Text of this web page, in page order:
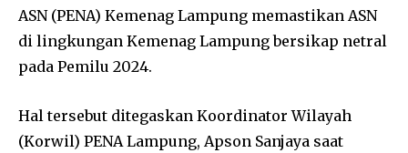
ASN (PENA) Kemenag Lampung memastikan ASN
di lingkungan Kemenag Lampung bersikap netral
pada Pemilu 2024.
Hal tersebut ditegaskan Koordinator Wilayah
(Korwil) PENA Lampung, Apson Sanjaya saat